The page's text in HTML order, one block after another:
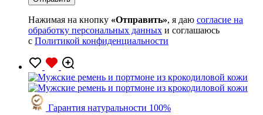
Нажимая на кнопку «Отправить», я даю согласие на
обработку персональных данных и соглашаюсь
с Политикой конфиденциальности
Гарантия натуральности 100%